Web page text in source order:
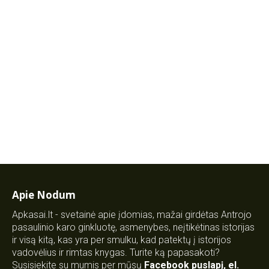
Apie Nodum
Apkasai.lt - svetainė apie įdomias, mažai girdėtas Antrojo
pasaulinio karo ginkluotę, asmenybes, neįtikėtinas istorijas
ir visą kitą, kas yra per smulku, kad patektų į istorijos
vadovėlius ir rimtas knygas. Turite ką papasakoti?
Susisiekite su mumis per mūsų Facebook puslapį, el.